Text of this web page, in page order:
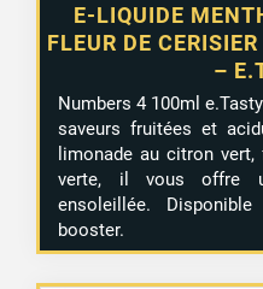
E-LIQUIDE
FLEUR DE
–
Numbers 4 100ml
saveurs fruitées et
limonade au citron
verte, il vous offre
ensoleillée.
booster.